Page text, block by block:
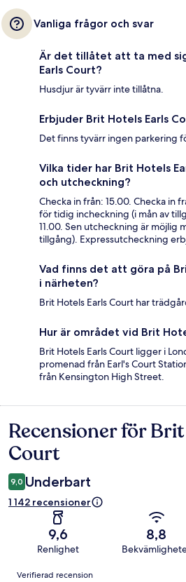
Vanliga frågor och svar
Är det tillåtet att ta med
Earls Court?
Husdjur är tyvärr inte tillåtna.
Erbjuder Brit Hotels Earls
Det finns tyvärr ingen parkering
Vilka tider har Brit Hotels
och utcheckning?
Checka in från: 15.00. Checka in
för tidig incheckning (i mån av
11.00. Sen utcheckning är möjlig
tillgång). Expressutcheckning
Vad finns det att göra på
i närheten?
Brit Hotels Earls Court har
Hur är området vid Brit
Brit Hotels Earls Court ligger i
promenad från Earl's Court
från Kensington High Street.
Recensioner
Recensioner för
Court
9,0 Underbart
1 142 recensioner
9,6
Renlighet
8,8
Recensioner
Verifierad recension